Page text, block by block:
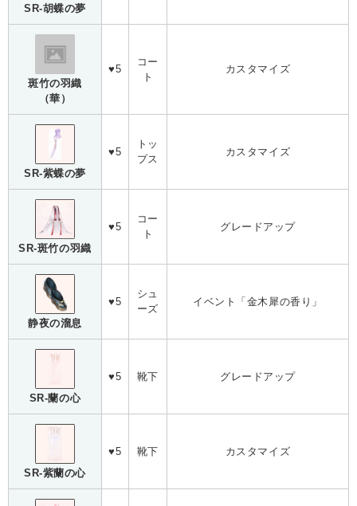
SR-胡蝶の夢
斑竹の羽織
（華）
♥5
コー
ト
カスタマイズ
SR-紫蝶の夢
♥5
トッ
プス
カスタマイズ
SR-斑竹の羽織
♥5
コー
ト
グレードアップ
静夜の溜息
♥5
シュ
ーズ
イベント「金木犀の香り」
SR-蘭の心
♥5 靴下 グレードアップ
SR-紫蘭の心
♥5 靴下 カスタマイズ